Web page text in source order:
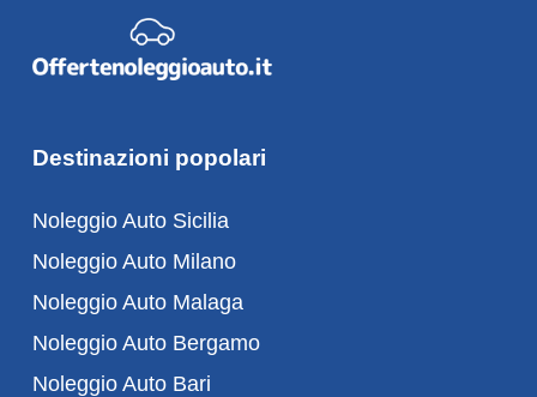
Destinazioni popolari
Noleggio Auto Sicilia
Noleggio Auto Milano
Noleggio Auto Malaga
Noleggio Auto Bergamo
Noleggio Auto Bari